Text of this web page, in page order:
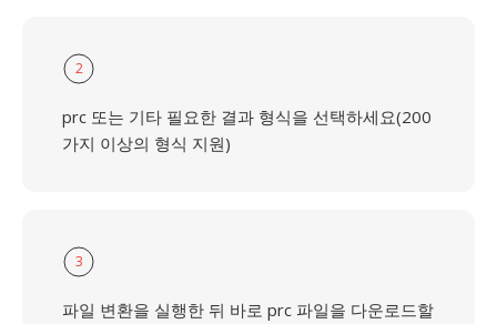
2
prc 또는 기타 필요한 결과 형식을 선택하세요(200
가지 이상의 형식 지원)
3
파일 변환을 실행한 뒤 바로 prc 파일을 다운로드할